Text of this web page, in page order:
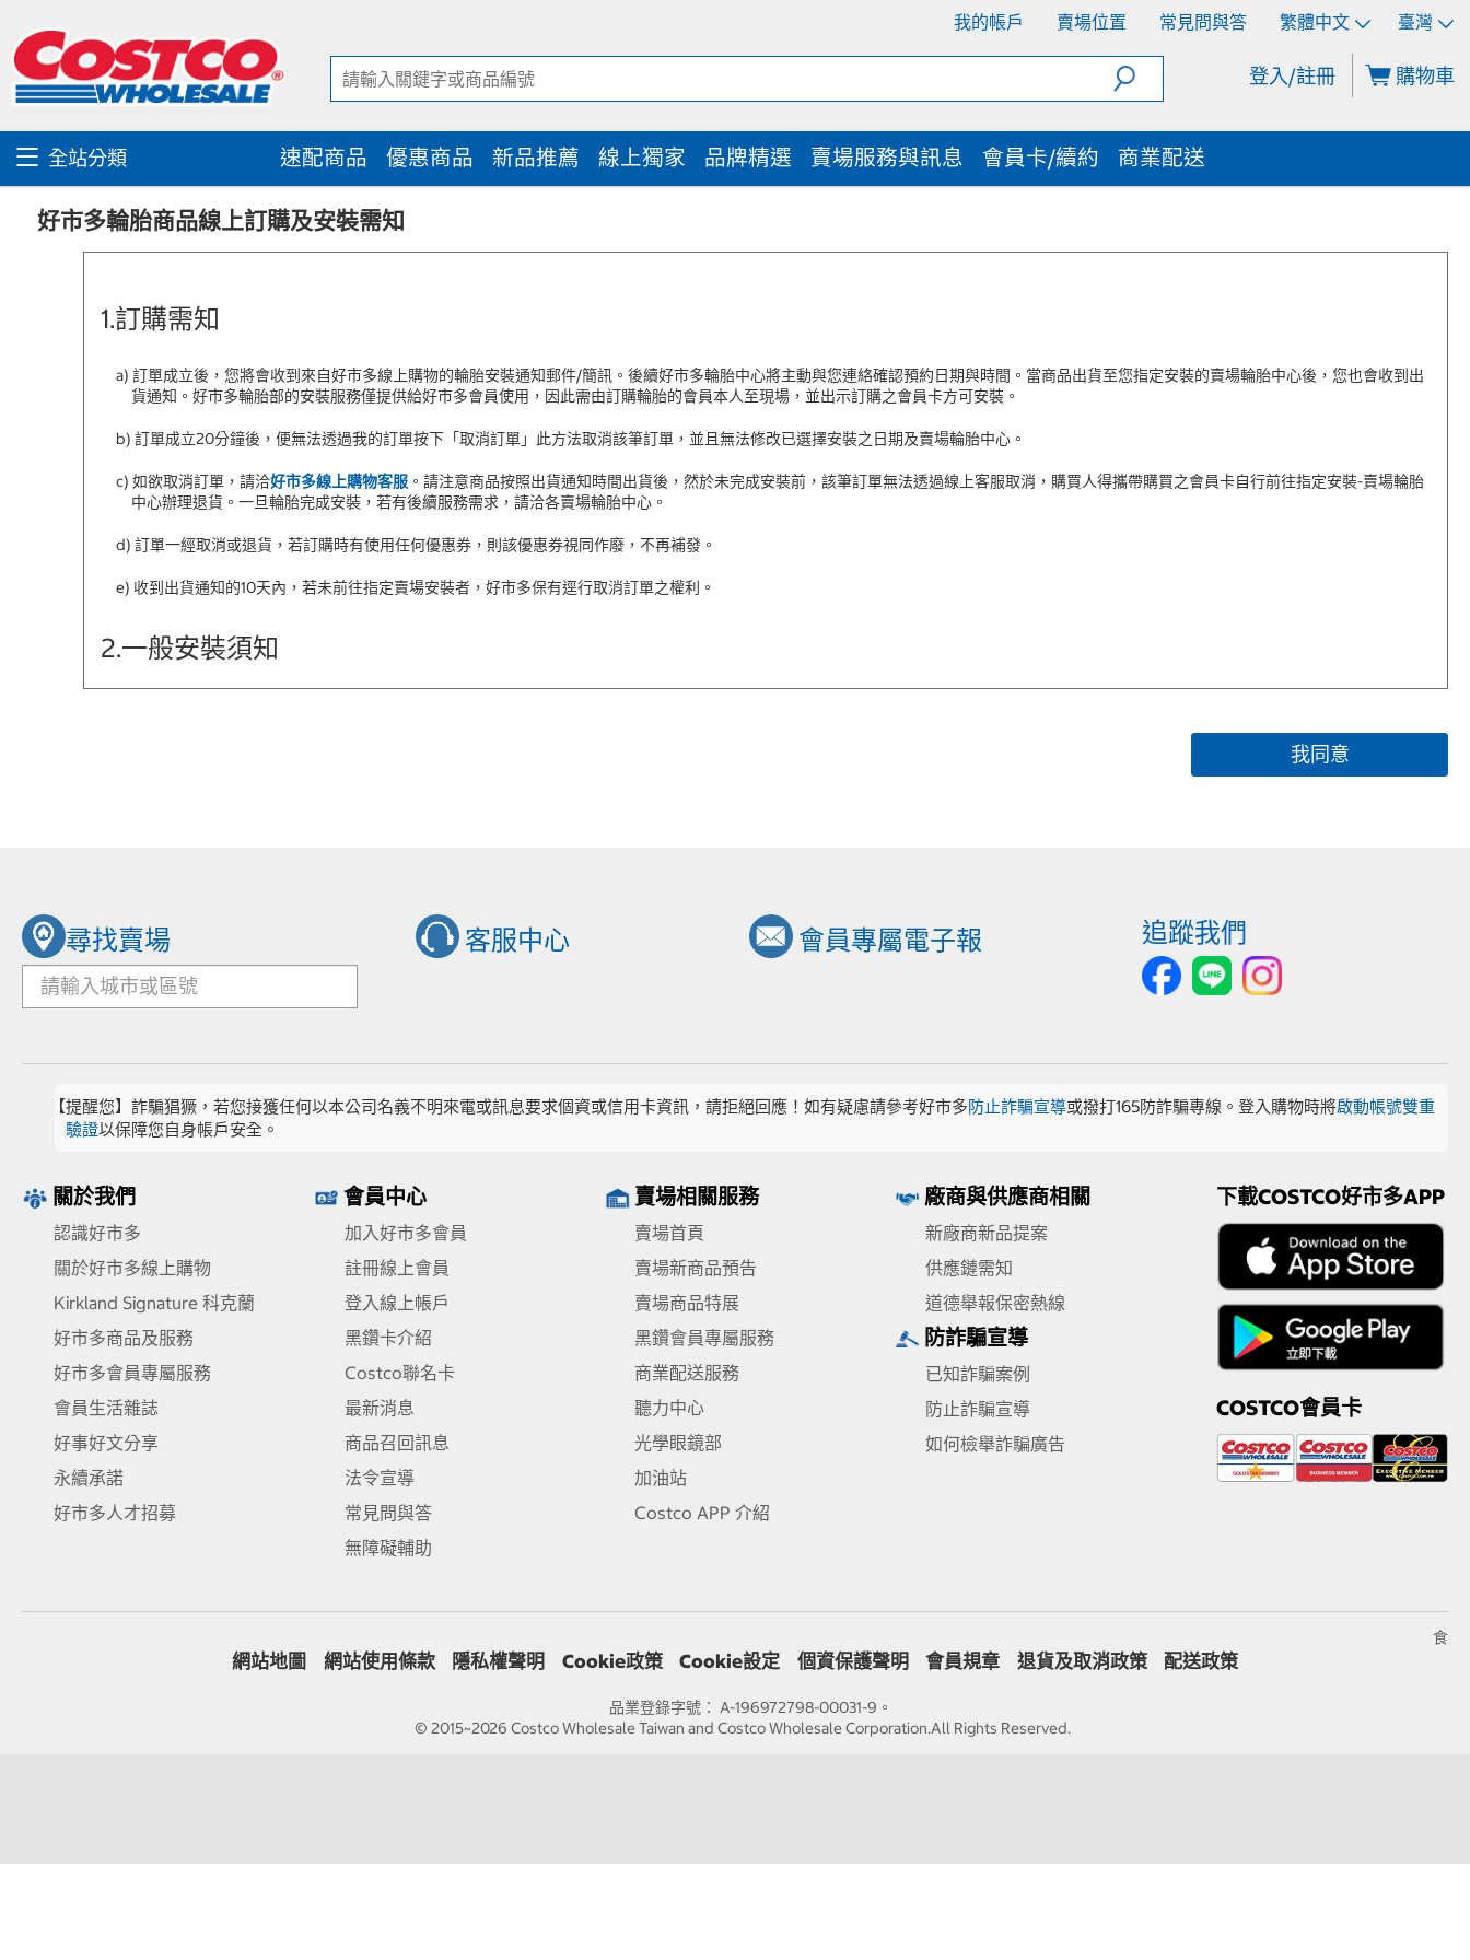
內
容
導
覽
我的帳戶 賣場位置 常見問與答 繁體中文 臺灣
登入/註冊 購物車
全站分類 速配商品 優惠商品 新品推薦 線上獨家 品牌精選 賣場服務與訊息 會員卡/續約 商業配送
好市多輪胎商品線上訂購及安裝需知
1.訂購需知
a) 訂單成立後，您將會收到來自好市多線上購物的輪胎安裝通知郵件/簡訊。後續好市多輪胎中心將主動與您連絡確認預約日期與時間。當商品出貨至您指定安裝的賣場輪胎中心後，您也會收到出
貨通知。好市多輪胎部的安裝服務僅提供給好市多會員使用，因此需由訂購輪胎的會員本人至現場，並出示訂購之會員卡方可安裝。
b) 訂單成立20分鐘後，便無法透過我的訂單按下「取消訂單」此方法取消該筆訂單，並且無法修改已選擇安裝之日期及賣場輪胎中心。
c) 如欲取消訂單，請洽好市多線上購物客服 。請注意商品按照出貨通知時間出貨後，然於未完成安裝前，該筆訂單無法透過線上客服取消，購買人得攜帶購買之會員卡自行前往指定安裝-賣場輪胎
中心辦理退貨。一旦輪胎完成安裝，若有後續服務需求，請洽各賣場輪胎中心。
d) 訂單一經取消或退貨，若訂購時有使用任何優惠券，則該優惠券視同作廢，不再補發。
e) 收到出貨通知的10天內，若未前往指定賣場安裝者，好市多保有逕行取消訂單之權利。
2.一般安裝須知
好市多線上購物客服
我同意
尋找賣場 客服中心 會員專屬電子報 追蹤我們
【提醒您】詐騙猖獗，若您接獲任何以本公司名義不明來電或訊息要求個資或信用卡資訊，請拒絕回應！如有疑慮請參考好市多防止詐騙宣導或撥打165防詐騙專線。登入購物時將啟動帳號雙重
驗證以保障您自身帳戶安全。
關於我們
認識好市多
關於好市多線上購物
Kirkland Signature 科克蘭
好市多商品及服務
好市多會員專屬服務
會員生活雜誌
好事好文分享
永續承諾
好市多人才招募
會員中心
加入好市多會員
註冊線上會員
登入線上帳戶
黑鑽卡介紹
Costco聯名卡
最新消息
商品召回訊息
法令宣導
常見問與答
無障礙輔助
賣場相關服務
賣場首頁
賣場新商品預告
賣場商品特展
黑鑽會員專屬服務
商業配送服務
聽力中心
光學眼鏡部
加油站
Costco APP 介紹
廠商與供應商相關
新廠商新品提案
供應鏈需知
道德舉報保密熱線
防詐騙宣導
已知詐騙案例
防止詐騙宣導
如何檢舉詐騙廣告
下載COSTCO好市多APP
COSTCO會員卡
網站地圖 網站使用條款 隱私權聲明 Cookie政策 Cookie設定 個資保護聲明 會員規章 退貨及取消政策 配送政策
食
品業登錄字號： A-196972798-00031-9。
© 2015~2026 Costco Wholesale Taiwan and Costco Wholesale Corporation.All Rights Reserved.